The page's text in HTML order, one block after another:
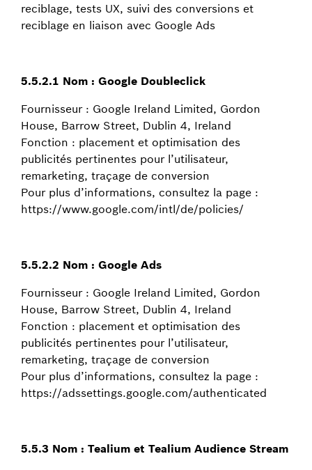
reciblage, tests UX, suivi des conversions et
reciblage en liaison avec Google Ads
5.5.2.1 Nom : Google Doubleclick
Fournisseur : Google Ireland Limited, Gordon
House, Barrow Street, Dublin 4, Ireland
Fonction : placement et optimisation des
publicités pertinentes pour l’utilisateur,
remarketing, traçage de conversion
Pour plus d’informations, consultez la page :
https://www.google.com/intl/de/policies/
5.5.2.2 Nom : Google Ads
Fournisseur : Google Ireland Limited, Gordon
House, Barrow Street, Dublin 4, Ireland
Fonction : placement et optimisation des
publicités pertinentes pour l’utilisateur,
remarketing, traçage de conversion
Pour plus d’informations, consultez la page :
https://adssettings.google.com/authenticated
5.5.3 Nom : Tealium et Tealium Audience Stream